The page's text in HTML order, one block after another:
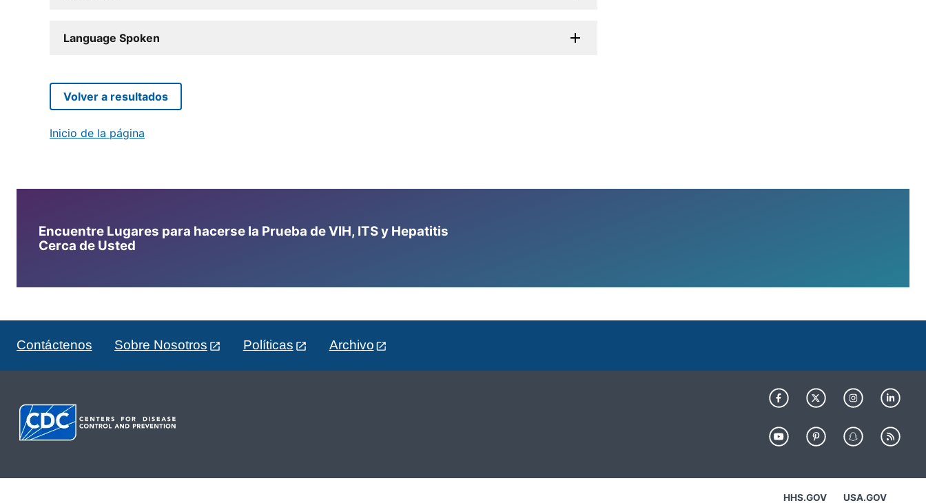
Language Spoken
Volver a resultados
Inicio de la página
Encuentre Lugares para hacerse la Prueba de VIH, ITS y Hepatitis
Cerca de Usted
Contáctenos Sobre Nosotros Políticas Archivo
HHS.GOV USA.GOV